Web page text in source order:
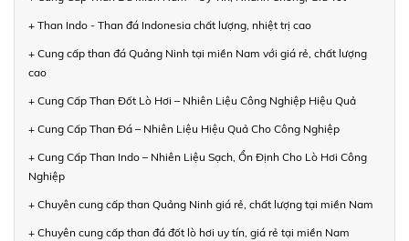
+ Than Indo - Than đá Indonesia chất lượng, nhiệt trị cao
+ Cung cấp than đá Quảng Ninh tại miền Nam với giá rẻ, chất lượng
cao
+ Cung Cấp Than Đốt Lò Hơi – Nhiên Liệu Công Nghiệp Hiệu Quả
+ Cung Cấp Than Đá – Nhiên Liệu Hiệu Quả Cho Công Nghiệp
+ Cung Cấp Than Indo – Nhiên Liệu Sạch, Ổn Định Cho Lò Hơi Công
Nghiệp
+ Chuyên cung cấp than Quảng Ninh giá rẻ, chất lượng tại miền Nam
+ Chuyên cung cấp than đá đốt lò hơi uy tín, giá rẻ tại miền Nam